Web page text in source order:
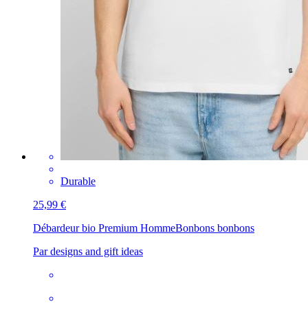
Durable
25,99 €
Débardeur bio Premium HommeBonbons bonbons
Par designs and gift ideas